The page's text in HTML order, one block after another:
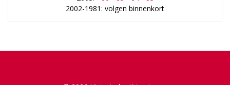
2002-1981: volgen binnenkort